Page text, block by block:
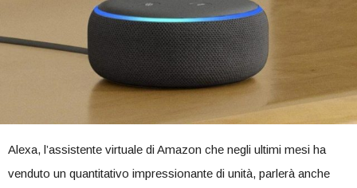
Alexa, l’assistente virtuale di Amazon che negli ultimi mesi ha
venduto un quantitativo impressionante di unità, parlerà anche